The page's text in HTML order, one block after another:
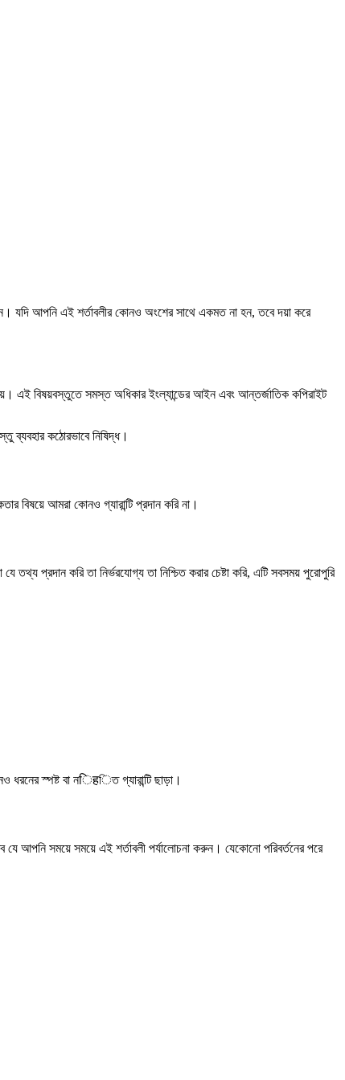
যদি আপনি এই শর্তাবলীর কোনও অংশের সাথে একমত না হন, তবে দয়া করে
এই বিষয়বস্তুতে সমস্ত অধিকার ইংল্যান্ডের আইন এবং আন্তর্জাতিক কপিরাইট
ব্যবহার কঠোরভাবে নিষিদ্ধ।
বিষয়ে আমরা কোনও গ্যারান্টি প্রদান করি না।
প্রদান করি তা নির্ভরযোগ্য তা নিশ্চিত করার চেষ্টা করি, এটি সবসময় পুরোপুরি
ধরনের স্পষ্ট বা নिहিত গ্যারান্টি ছাড়া।
আপনি সময়ে সময়ে এই শর্তাবলী পর্যালোচনা করুন। যেকোনো পরিবর্তনের পরে